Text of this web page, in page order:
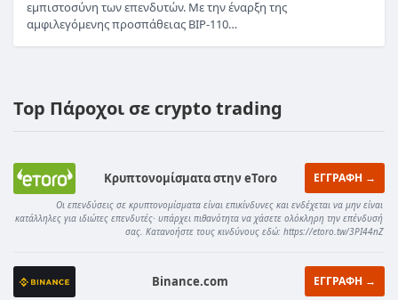
εμπιστοσύνη των επενδυτών. Με την έναρξη της
αμφιλεγόμενης προσπάθειας BIP-110…
Top Πάροχοι σε crypto trading
Κρυπτονομίσματα στην eToro ΕΓΓΡΑΦΗ →
Οι επενδύσεις σε κρυπτονομίσματα είναι επικίνδυνες και ενδέχεται να μην είναι
κατάλληλες για ιδιώτες επενδυτές· υπάρχει πιθανότητα να χάσετε ολόκληρη την επένδυσή
σας. Κατανοήστε τους κινδύνους εδώ: https://etoro.tw/3PI44nZ
Binance.com ΕΓΓΡΑΦΗ →